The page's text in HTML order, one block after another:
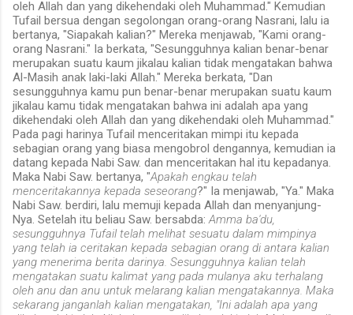
oleh Allah dan yang dikehendaki oleh Muhammad." Kemudian
Tufail bersua dengan segolongan orang-orang Nasrani, lalu ia
bertanya, "Siapakah kalian?" Mereka menjawab, "Kami orang-
orang Nasrani." Ia berkata, "Sesungguhnya kalian benar-benar
merupakan suatu kaum jikalau kalian tidak mengatakan bahwa
Al-Masih anak laki-laki Allah." Mereka berkata, "Dan
sesungguhnya kamu pun benar-benar merupakan suatu kaum
jikalau kamu tidak mengatakan bahwa ini adalah apa yang
dikehendaki oleh Allah dan yang dikehendaki oleh Muhammad."
Pada pagi harinya Tufail menceritakan mimpi itu kepada
sebagian orang yang biasa mengobrol dengannya, kemudian ia
datang kepada Nabi Saw. dan menceritakan hal itu kepadanya.
Maka Nabi Saw. bertanya, "Apakah engkau telah
menceritakannya kepada seseorang?" Ia menjawab, "Ya." Maka
Nabi Saw. berdiri, lalu memuji kepada Allah dan menyanjung-
Nya. Setelah itu beliau Saw. bersabda: Amma ba'du,
sesungguhnya Tufail telah melihat sesuatu dalam mimpinya
yang telah ia ceritakan kepada sebagian orang di antara kalian
yang menerima berita darinya. Sesungguhnya kalian telah
mengatakan suatu kalimat yang pada mulanya aku terhalang
oleh anu dan anu untuk melarang kalian mengatakannya. Maka
sekarang janganlah kalian mengatakan, "Ini adalah apa yang